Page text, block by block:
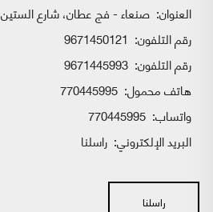
العنوان: صنعاء - فج عطان، شارع الستين
رقم التلفون: 9671450121
رقم التلفون: 9671445993
هاتف محمول: 770445995
واتساب:
البريد الإلكتروني: راسلنا
راسلنا